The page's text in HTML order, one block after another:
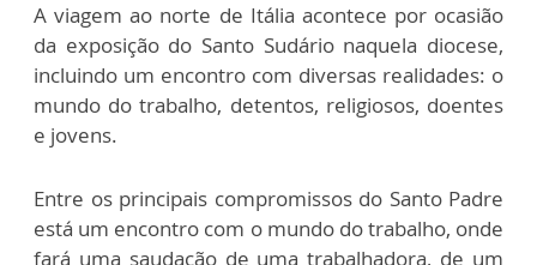
A viagem ao norte de Itália acontece por ocasião
da exposição do Santo Sudário naquela diocese,
incluindo um encontro com diversas realidades: o
mundo do trabalho, detentos, religiosos, doentes
e jovens.
Entre os principais compromissos do Santo Padre
está um encontro com o mundo do trabalho, onde
fará uma saudação de uma trabalhadora, de um